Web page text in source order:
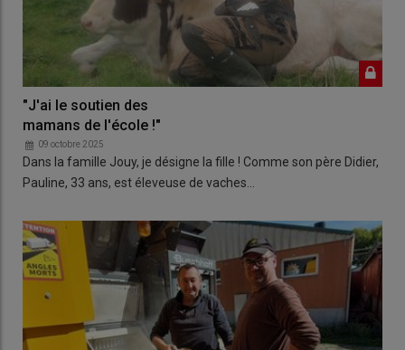
"J'ai le soutien des
mamans de l'école !"
09 octobre 2025
Dans la famille Jouy, je désigne la fille ! Comme son père Didier,
Pauline, 33 ans, est éleveuse de vaches…